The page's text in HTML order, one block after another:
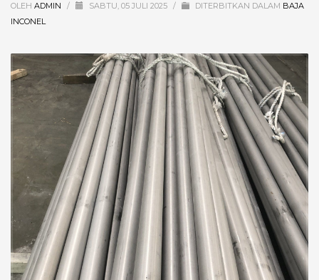
OLEH ADMIN / SABTU, 05 JULI 2025 / DITERBITKAN DALAM BAJA
INCONEL